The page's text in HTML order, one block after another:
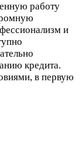
работу
и
кредита.
в первую